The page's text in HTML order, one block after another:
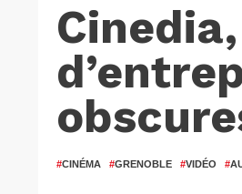
#CINÉMA #GRENOBLE #VIDÉO #